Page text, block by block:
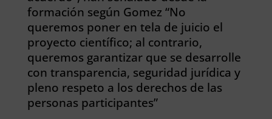
formación según Gomez “No
queremos poner en tela de juicio el
proyecto científico; al contrario,
queremos garantizar que se desarrolle
con transparencia, seguridad jurídica y
pleno respeto a los derechos de las
personas participantes”